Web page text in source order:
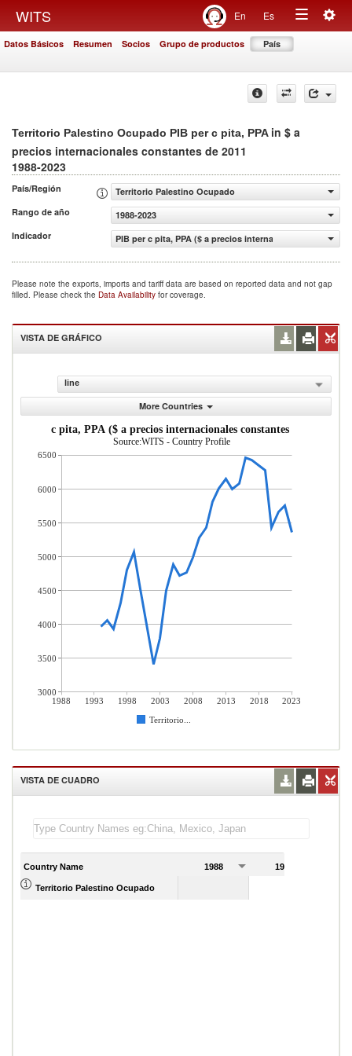
WITS En Es
Toggle
Datos Básicos Resumen Socios Grupo de productos País
Territorio Palestino Ocupado PIB per c pita, PPA in $ a
precios internacionales constantes de 2011
1988-2023
País/Región
Territorio Palestino Ocupado
Rango de año
1988-2023
Indicador
PIB per c pita, PPA ($ a precios internacionales
Please note the exports, imports and tariff data are based on reported data and not gap
filled. Please check the Data Availability for coverage.
VISTA DE GRÁFICO
line
More Countries
PIB per c pita, PPA ($ a precios internacionales constantes de 2011)
Source:WITS - Country Profile
1988 1993 1998 2003 2008 2013 2018
2023
Territorio...
6500
6000
5500
5000
4500
4000
3500
3000
VISTA DE CUADRO
Country Name 1988 1989
Territorio Palestino Ocupado